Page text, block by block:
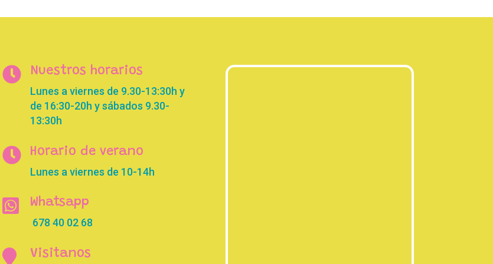
 Nuestros horarios
Lunes a viernes de 9.30-13:30h y
de 16:30-20h y sábados 9.30-
13:30h
 Horario de verano
Lunes a viernes de 10-14h
 Whatsapp
678 40 02 68
 Visitanos